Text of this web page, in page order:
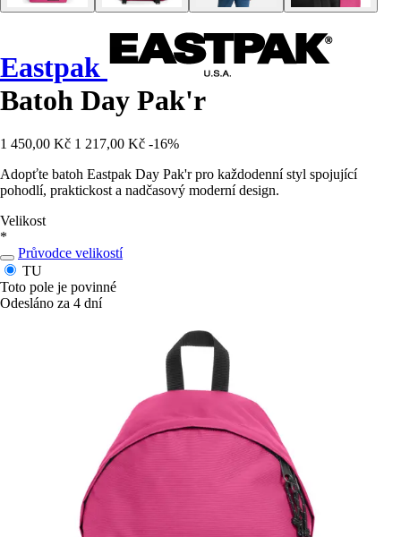
Eastpak
Batoh Day Pak'r
1 450,00 Kč 1 217,00 Kč -16%
Adopťte batoh Eastpak Day Pak'r pro každodenní styl spojující
pohodlí, praktickost a nadčasový moderní design.
Velikost
*
Průvodce velikostí
TU
Toto pole je povinné
Odesláno za 4 dní